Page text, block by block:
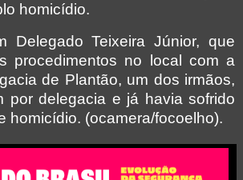
homicídio.
Delegado Teixeira Júnior, que
procedimentos no local com a
de Plantão, um dos irmãos,
por delegacia e já havia sofrido
homicídio. (ocamera/focoelho).